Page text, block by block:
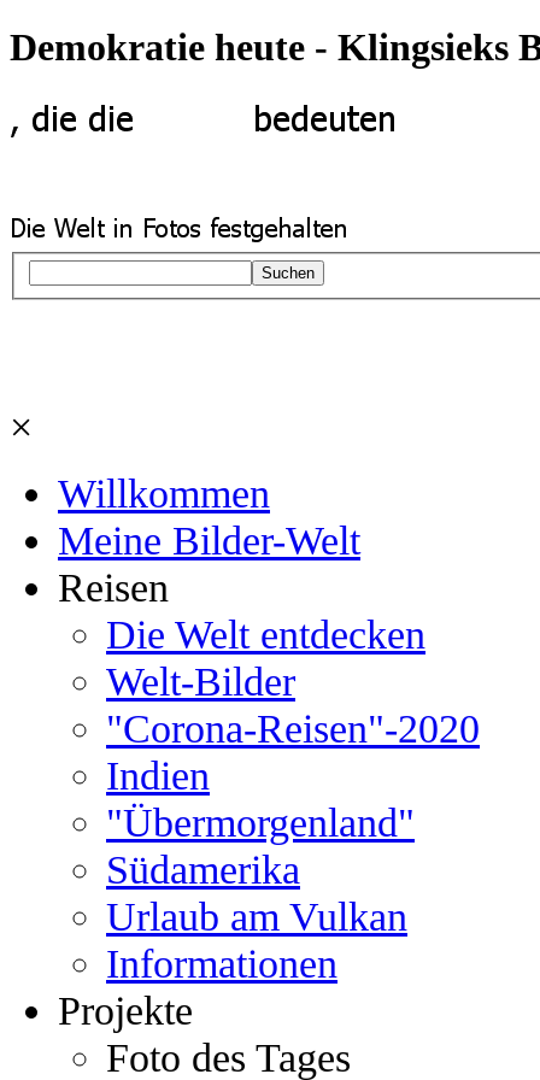
Demokratie heute - Klingsieks
Suchen
×
Willkommen
Meine Bilder-Welt
Reisen
Die Welt entdecken
Welt-Bilder
"Corona-Reisen"-2020
Indien
"Übermorgenland"
Südamerika
Urlaub am Vulkan
Informationen
Projekte
Foto des Tages